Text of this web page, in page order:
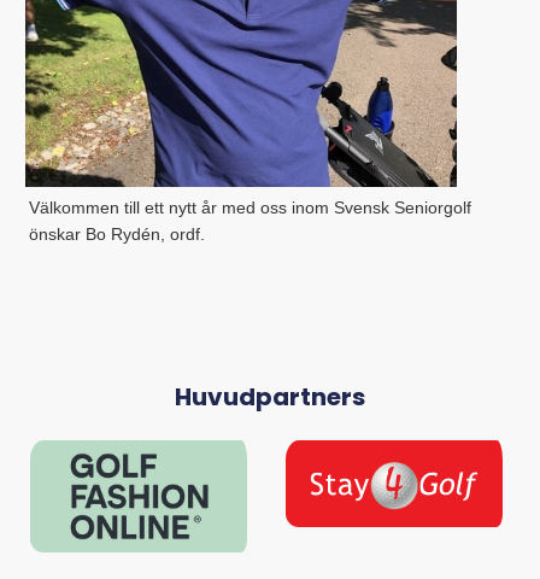
Välkommen till ett nytt år med oss inom Svensk Seniorgolf
önskar Bo Rydén, ordf.
Huvudpartners